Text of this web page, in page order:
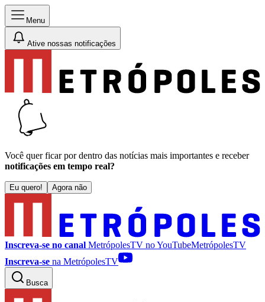
Menu
Ative nossas notificações
Você quer ficar por dentro das notícias mais importantes e receber
notificações em tempo real?
Eu quero! Agora não
Inscreva-se no canal MetrópolesTV noYouTubeMetrópolesTV
Inscreva-se na MetrópolesTV
Busca